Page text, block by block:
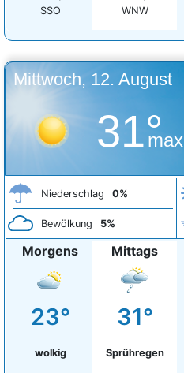
SSO
WNW
Mittwoch, 12. August
31°
max
Niederschlag 0%
Bewölkung 5%
Morgens
23°
wolkig
Mittags
31°
Sprühregen